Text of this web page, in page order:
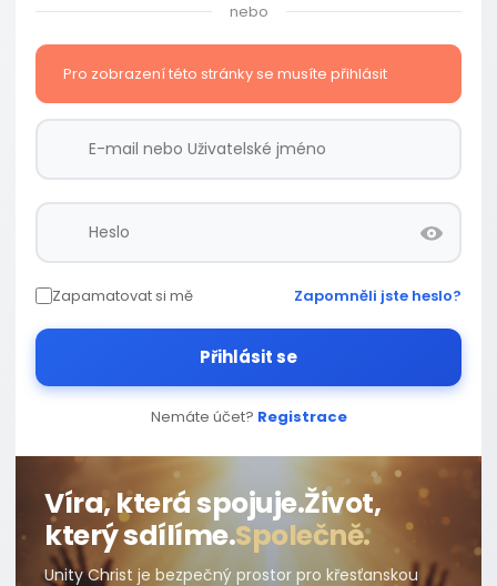
nebo
Pro zobrazení této stránky se musíte přihlásit
Zapamatovat si mě Zapomněli jste heslo?
Přihlásit se
Nemáte účet? Registrace
Víra, která spojuje.Život,
který sdílíme.Společně.
Unity Christ je bezpečný prostor pro křesťanskou